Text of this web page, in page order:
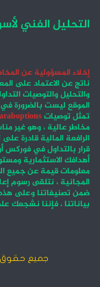
التحليل الفني
إخلاء المسؤولية عن
ناتج عن الاعتماد على
والتحليل والتوصيات
الموقع ليست بالضرورة في
تمثل توصيات
مخاطر عالية ، وهو غير
الرافعة المالية قادرة
قرار بالتداول في فوركس
أهدافك الاستثمارية
معلومات قيمة عن جميع
المجانية ، نتلقى رسوم
ضمن تصنيفاتنا وعلى
بياناتنا ، فإننا نشجعك
جميع حقوق